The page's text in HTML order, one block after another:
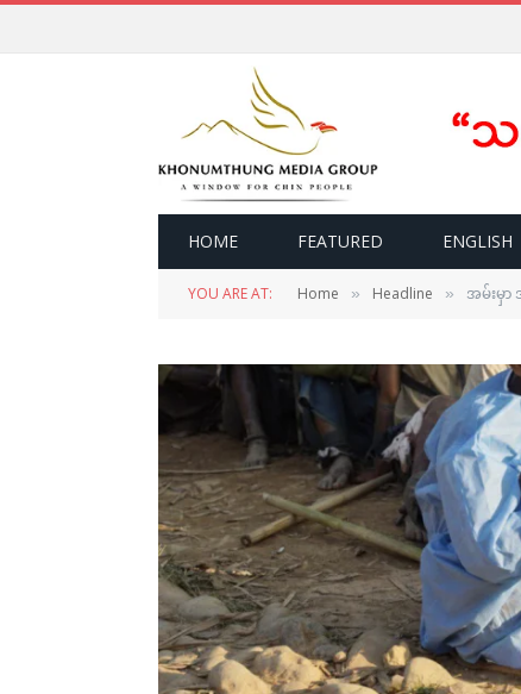
HOME FEATURED ENGLISH
YOU ARE AT: Home » Headline » အမ်းမှာ